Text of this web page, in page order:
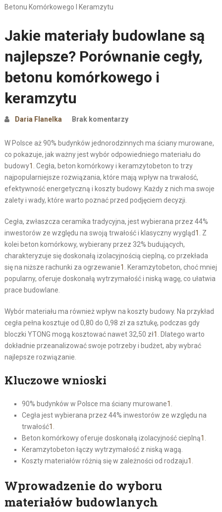
Betonu Komórkowego I Keramzytu
Jakie materiały budowlane są
najlepsze? Porównanie cegły,
betonu komórkowego i
keramzytu
Daria Flanelka Brak komentarzy
W Polsce aż 90% budynków jednorodzinnych ma ściany murowane,
co pokazuje, jak ważny jest wybór odpowiedniego materiału do
budowy1 . Cegła, beton komórkowy i keramzytobeton to trzy
najpopularniejsze rozwiązania, które mają wpływ na trwałość,
efektywność energetyczną i koszty budowy. Każdy z nich ma swoje
zalety i wady, które warto poznać przed podjęciem decyzji.
Cegła, zwłaszcza ceramika tradycyjna, jest wybierana przez 44%
inwestorów ze względu na swoją trwałość i klasyczny wygląd1
. Z
kolei beton komórkowy, wybierany przez 32% budujących,
charakteryzuje się doskonałą izolacyjnością cieplną, co przekłada
się na niższe rachunki za ogrzewanie1
. Keramzytobeton, choć mniej
popularny, oferuje doskonałą wytrzymałość i niską wagę, co ułatwia
prace budowlane.
Wybór materiału ma również wpływ na koszty budowy. Na przykład
cegła pełna kosztuje od 0,80 do 0,98 zł za sztukę, podczas gdy
bloczki YTONG mogą kosztować nawet 32,50 zł1
. Dlatego warto
dokładnie przeanalizować swoje potrzeby i budżet, aby wybrać
najlepsze rozwiązanie.
Kluczowe wnioski
90% budynków w Polsce ma ściany murowane1
Cegła jest wybierana przez 44% inwestorów ze względu na
trwałość1
Beton komórkowy oferuje doskonałą izolacyjność cieplną1
Keramzytobeton łączy wytrzymałość z niską wagą.
Koszty materiałów różnią się w zależności od rodzaju1
Wprowadzenie do wyboru
materiałów budowlanych